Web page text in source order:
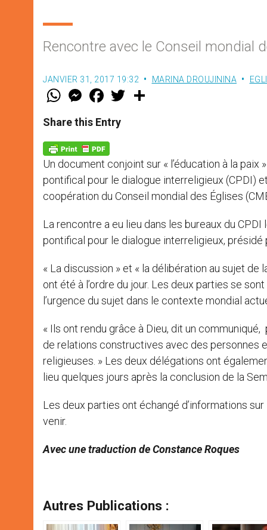
Rencontre avec le Conseil mondial
JANVIER 31, 2017 19:32 MARINA DROUJININA
W
t
s
p
p
M
e
s
e
g
e
r
F
a
e
b
o
k
w
Share this Entry
Un document conjoint sur « l’éducation à la
pontifical pour le dialogue interreligieux (CPDI)
coopération du Conseil mondial des Églises
La rencontre a eu lieu dans les bureaux du
pontifical pour le dialogue interreligieux, présidé
« La discussion » et « la délibération au sujet de
ont été à l’ordre du jour. Les deux parties se
l’urgence du sujet dans le contexte mondial
« Ils ont rendu grâce à Dieu, dit un
de relations constructives avec des personnes
religieuses. » Les deux délégations ont
lieu quelques jours après la conclusion de la
Les deux parties ont échangé d’informations
venir.
Avec une traduction de Constance Roques
Autres Publications :